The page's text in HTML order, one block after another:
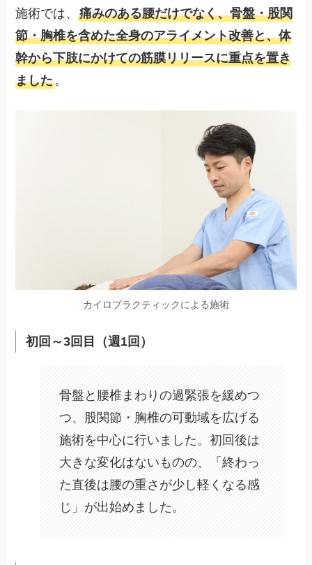
施術では、痛みのある腰だけでなく、骨盤・股関
節・胸椎を含めた全身のアライメント改善と、体
幹から下肢にかけての筋膜リリースに重点を置き
ました。
カイロプラクティックによる施術
初回～3回目（週1回）
骨盤と腰椎まわりの過緊張を緩めつ
つ、股関節・胸椎の可動域を広げる
施術を中心に行いました。初回後は
大きな変化はないものの、「終わっ
た直後は腰の重さが少し軽くなる感
じ」が出始めました。